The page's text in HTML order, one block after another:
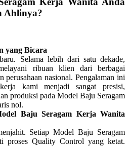
Ahlinya?
yang Bicara
Selama lebih dari satu dekade,
ribuan klien dari berbagai
perusahaan nasional. Pengalaman ini
kami menjadi sangat presisi,
produksi pada Model Baju Seragam
nol.
Baju Seragam Kerja Wanita
Setiap Model Baju Seragam
proses Quality Control yang ketat.